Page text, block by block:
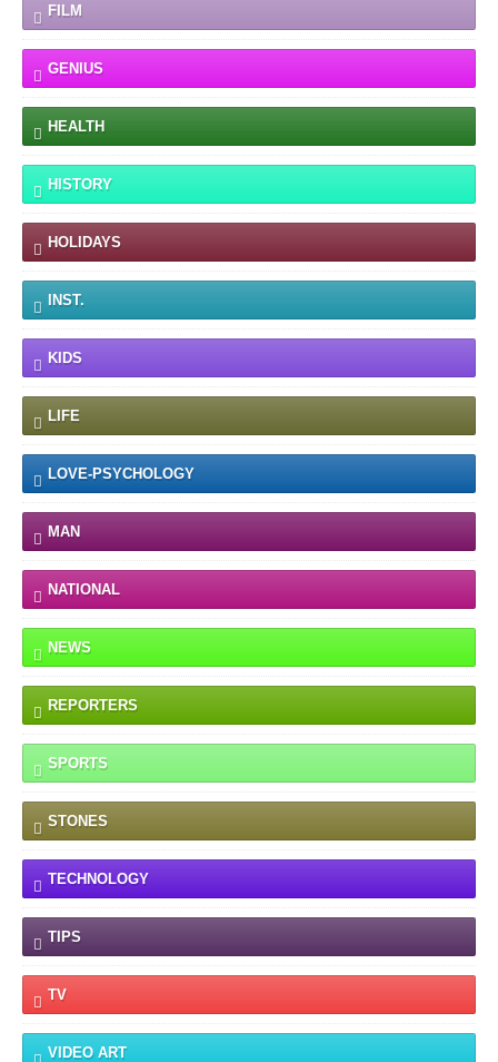
FILM
GENIUS
HEALTH
HISTORY
HOLIDAYS
INST.
KIDS
LIFE
LOVE-PSYCHOLOGY
MAN
NATIONAL
NEWS
REPORTERS
SPORTS
STONES
TECHNOLOGY
TIPS
TV
VIDEO ART